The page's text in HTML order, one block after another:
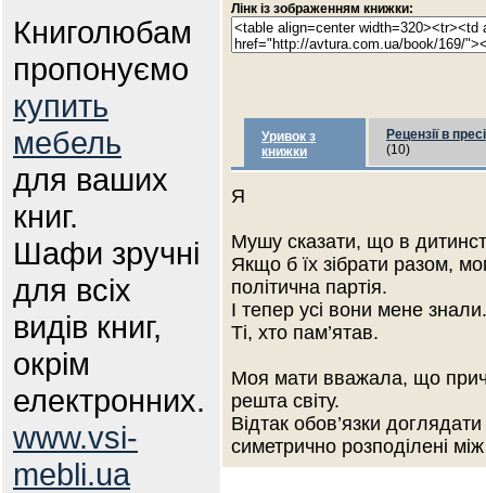
Книголюбам
пропонуємо
купить
мебель
для ваших
книг.
Шафи зручні
для всіх
видів книг,
окрім
електронних.
www.vsi-
mebli.ua
Лінк із зображенням книжки:
Уривок з
книжки
Рецензії в пресі
(10)
Я
Мушу сказати, що в
Якщо б їх зібрати разом,
політична партія.
І тепер усі вони мене знали.
Ті, хто пам’ятав.
Моя мати вважала, що
решта світу.
Відтак обов’язки
симетрично розподілені